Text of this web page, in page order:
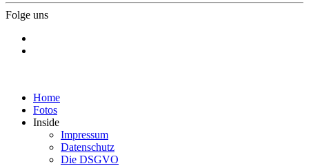
Folge uns
Home
Fotos
Inside
Impressum
Datenschutz
Die DSGVO